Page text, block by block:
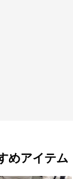
めアイテム